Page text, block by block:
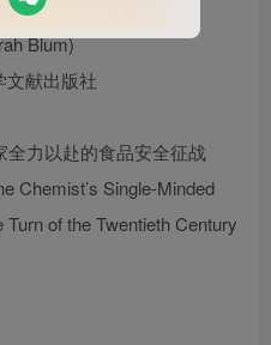
Blum)
文献出版社
全力以赴的食品安全征战
Chemist’s Single-Minded
of the Twentieth Century